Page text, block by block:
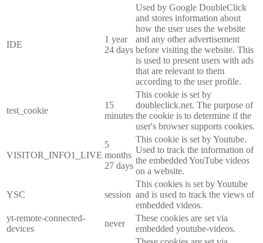
IDE
1 year
24 days
Used by Google DoubleClick
and stores information about
how the user uses the website
and any other advertisement
before visiting the website. This
is used to present users with ads
that are relevant to them
according to the user profile.
test_cookie
15
minutes
This cookie is set by
doubleclick.net. The purpose of
the cookie is to determine if the
user's browser supports cookies.
VISITOR_INFO1_LIVE
5
months
27 days
This cookie is set by Youtube.
Used to track the information of
the embedded YouTube videos
on a website.
YSC session
This cookies is set by Youtube
and is used to track the views of
embedded videos.
yt-remote-connected-
devices
never
These cookies are set via
embedded youtube-videos.